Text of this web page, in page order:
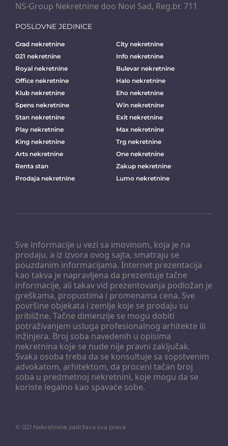
Sve informacije u vezi sa imovinom, koja je na
prodaju, a iz izvora ovog sajta, smatraju se
pouzdanim informacijama. Internet prezentacija
kao takva je napravljena da prezentuje tačne
informacije, ali takav vid prezentovanja podložan je
greškama, propustima i promenama cena. Sve
površine objekata i zemlje koje se prodaju su
približne. Tačne dimenzije se mogu dobiti
potraživanjem usluga profesionalnog arhitekte ili
inžinjera. Broj soba navedenih u opisima
nekretnina koje se nude nije pravni zaključak.
Svaka osoba treba da se konsultuje sa sopstvenim
advokatom, arhitektom, da proceni tačan broj
soba u predmetnoj nekretnini, koje mogu da se
koriste legalno kao spavaće sobe.
NS-Group Nekretnine doo Novi Sad, Reg.br. 711
POSLOVNE JEDINICE
Grad nekretnine
City nekretnine
021 nekretnine
Info nekretnine
Royal nekretnine
Bulevar nekretnine
Office nekretnine
Halo nekretnine
Klub nekretnine
Eho nekretnine
Spens nekretnine
Win nekretnine
Stan nekretnine
Exit nekretnine
Play nekretnine
Max nekretnine
King nekretnine
Trg nekretnine
Arts nekretnine
One nekretnine
Renta stan
Zakup nekretnine
Prodaja nekretnine
Lumo nekretnine
© 021 Nekretnine zadržava sva prava